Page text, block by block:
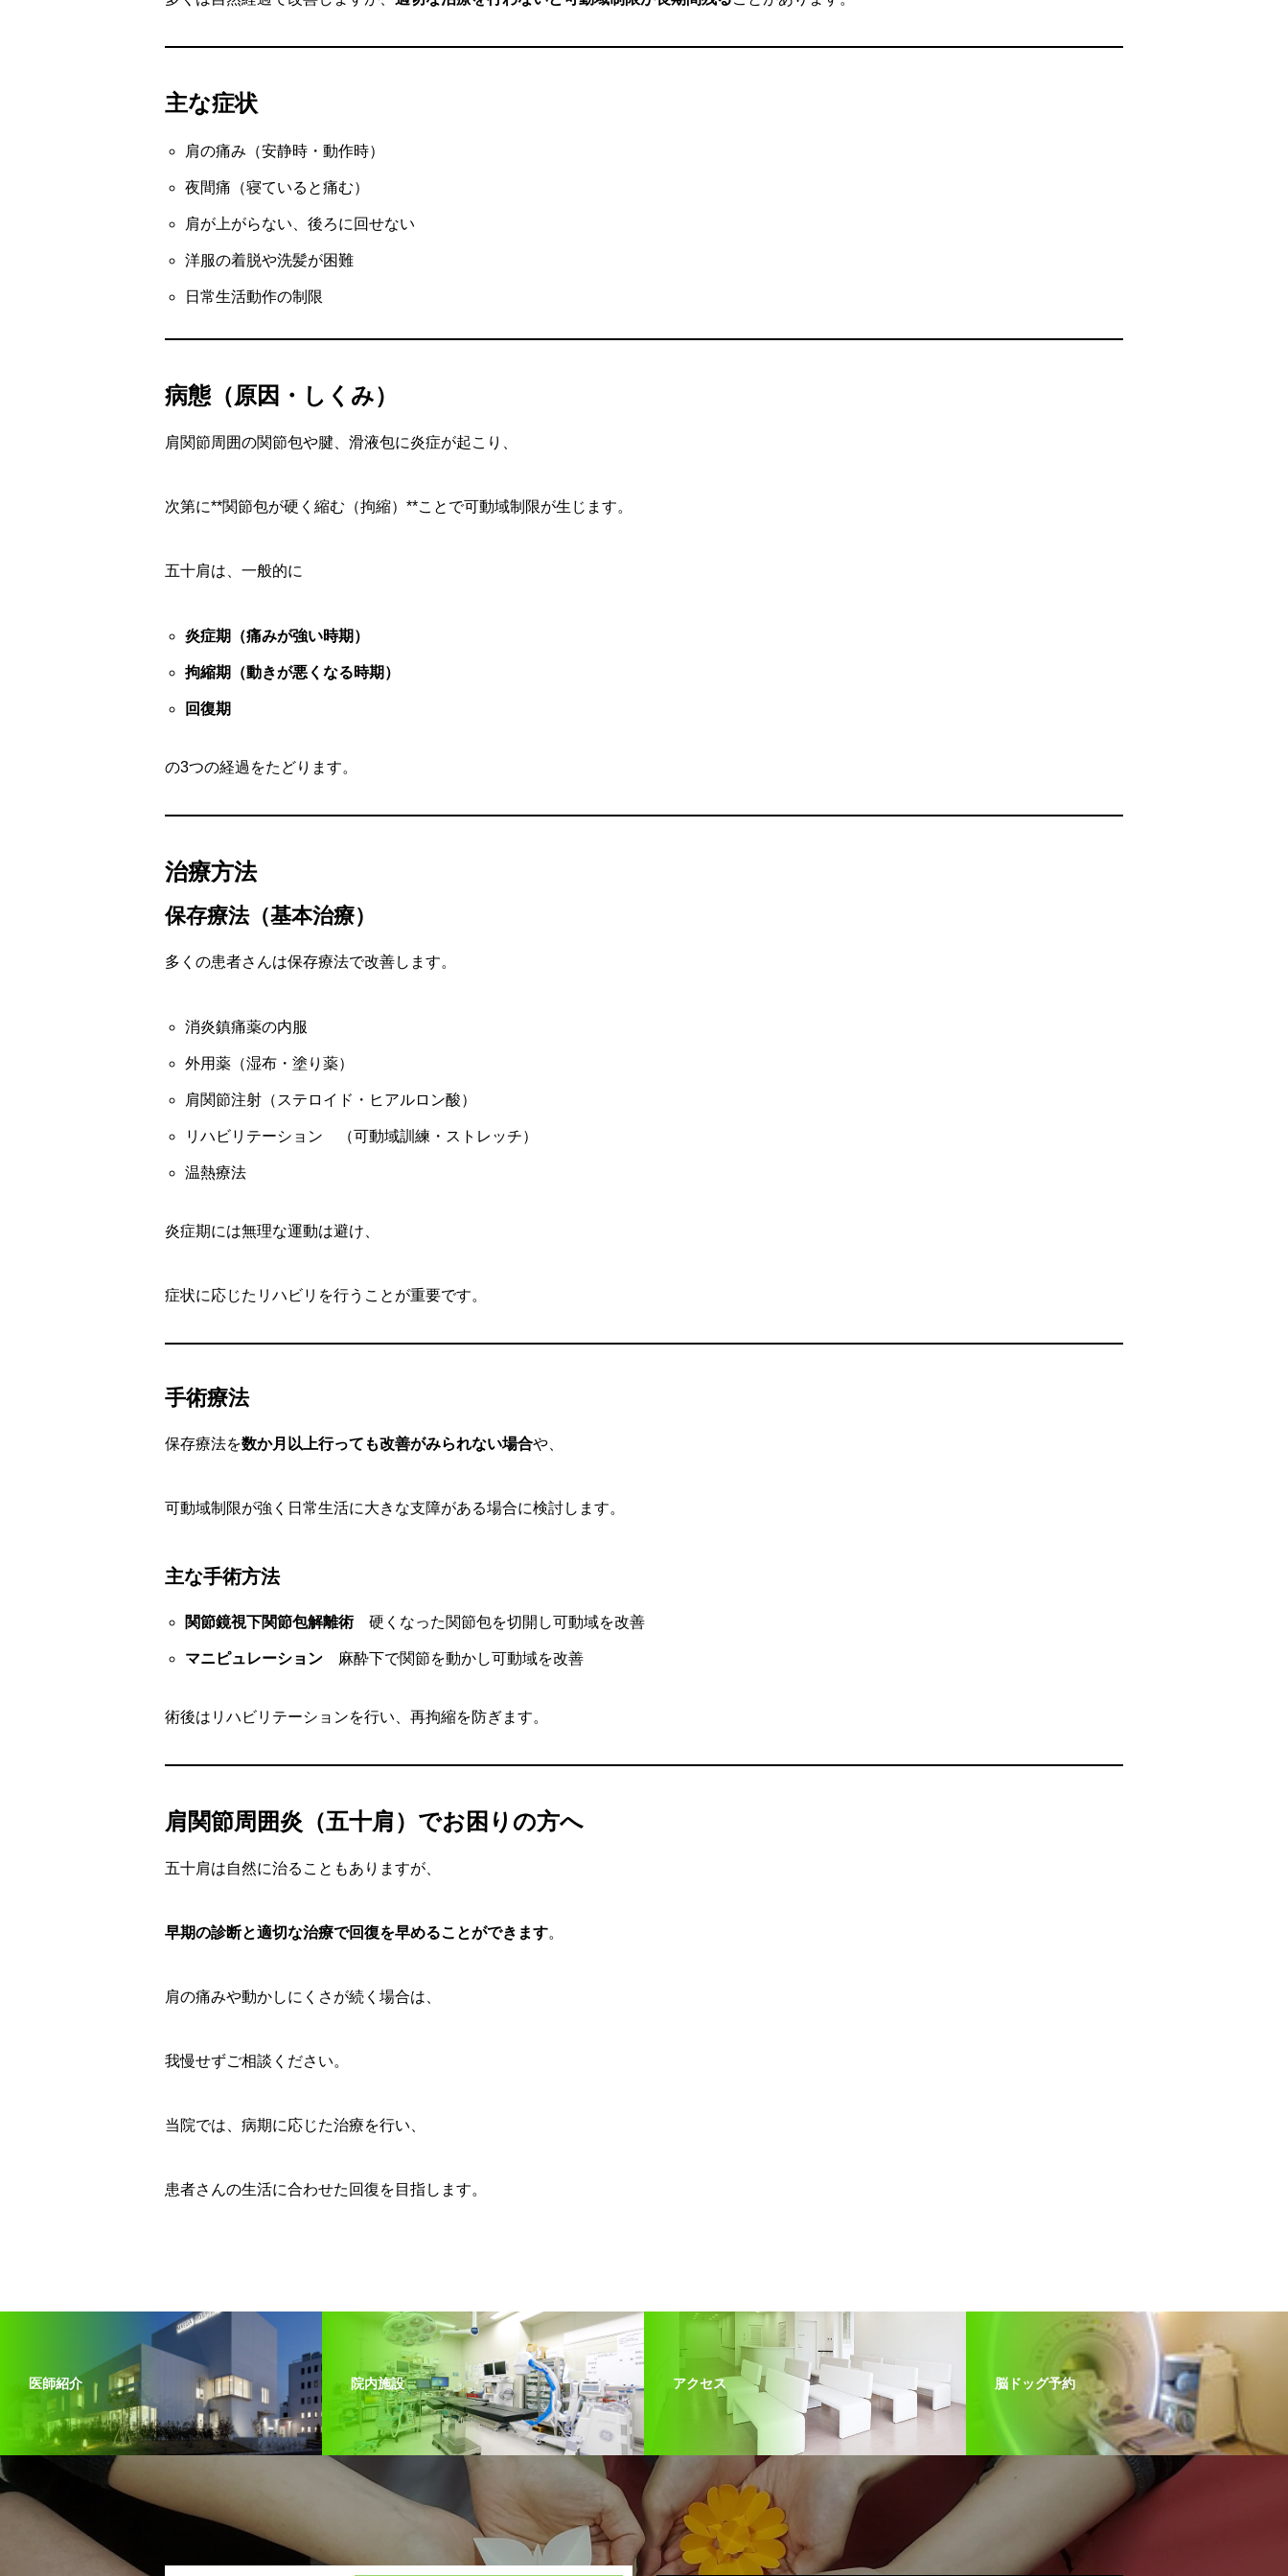
主な症状
肩の痛み（安静時・動作時）
夜間痛（寝ていると痛む）
肩が上がらない、後ろに回せない
洋服の着脱や洗髪が困難
日常生活動作の制限
病態（原因・しくみ）
肩関節周囲の関節包や腱、滑液包に炎症が起こり、
次第に**関節包が硬く縮む（拘縮）**ことで可動域制限が生じます。
五十肩は、一般的に
炎症期（痛みが強い時期）
拘縮期（動きが悪くなる時期）
回復期
の3つの経過をたどります。
治療方法
保存療法（基本治療）
多くの患者さんは保存療法で改善します。
消炎鎮痛薬の内服
外用薬（湿布・塗り薬）
肩関節注射（ステロイド・ヒアルロン酸）
リハビリテーション （可動域訓練・ストレッチ）
温熱療法
炎症期には無理な運動は避け、
症状に応じたリハビリを行うことが重要です。
手術療法
保存療法を数か月以上行っても改善がみられない場合や、
可動域制限が強く日常生活に大きな支障がある場合に検討します。
主な手術方法
関節鏡視下関節包解離術硬くなった関節包を切開し可動域を改善
マニピュレーション麻酔下で関節を動かし可動域を改善
術後はリハビリテーションを行い、再拘縮を防ぎます。
肩関節周囲炎（五十肩）でお困りの方へ
五十肩は自然に治ることもありますが、
早期の診断と適切な治療で回復を早めることができます。
肩の痛みや動かしにくさが続く場合は、
我慢せずご相談ください。
当院では、病期に応じた治療を行い、
患者さんの生活に合わせた回復を目指します。
医師紹介 院内施設 アクセス 脳ドッグ予約